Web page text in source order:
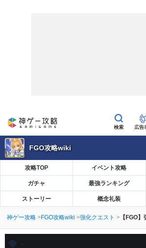
広告
FGO攻略wiki
攻略TOP イベント攻略
ガチャ 最強ランキング
ストーリー 概念礼装
神ゲー攻略 FGO攻略wiki 強化クエスト 【FGO